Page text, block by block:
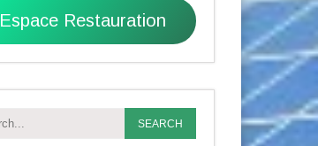
Espace Restauration